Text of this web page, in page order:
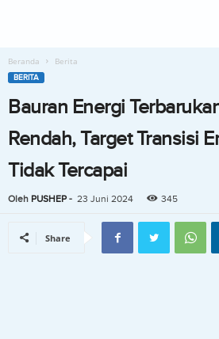
Beranda Berita
BERITA
Bauran Energi
Rendah, Target Transisi
Tidak Tercapai
Oleh PUSHEP - 23 Juni 2024 345
Share